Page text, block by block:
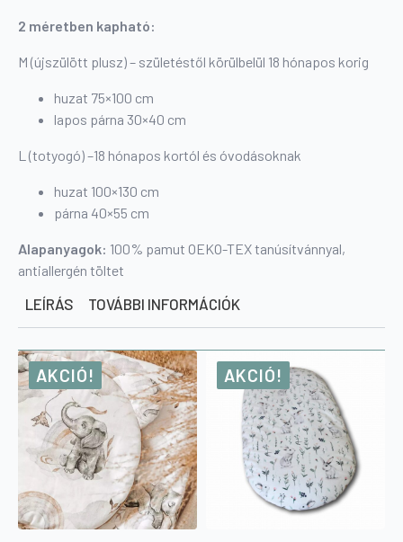
2 méretben kapható:
M (újszülött plusz) – születéstől körülbelül 18 hónapos korig
huzat 75×100 cm
lapos párna 30×40 cm
L (totyogó) –18 hónapos kortól és óvodásoknak
huzat 100×130 cm
párna 40×55 cm
Alapanyagok: 100% pamut OEKO-TEX tanúsítvánnyal,
antiallergén töltet
LEÍRÁS TOVÁBBI INFORMÁCIÓK
AKCIÓ! AKCIÓ!